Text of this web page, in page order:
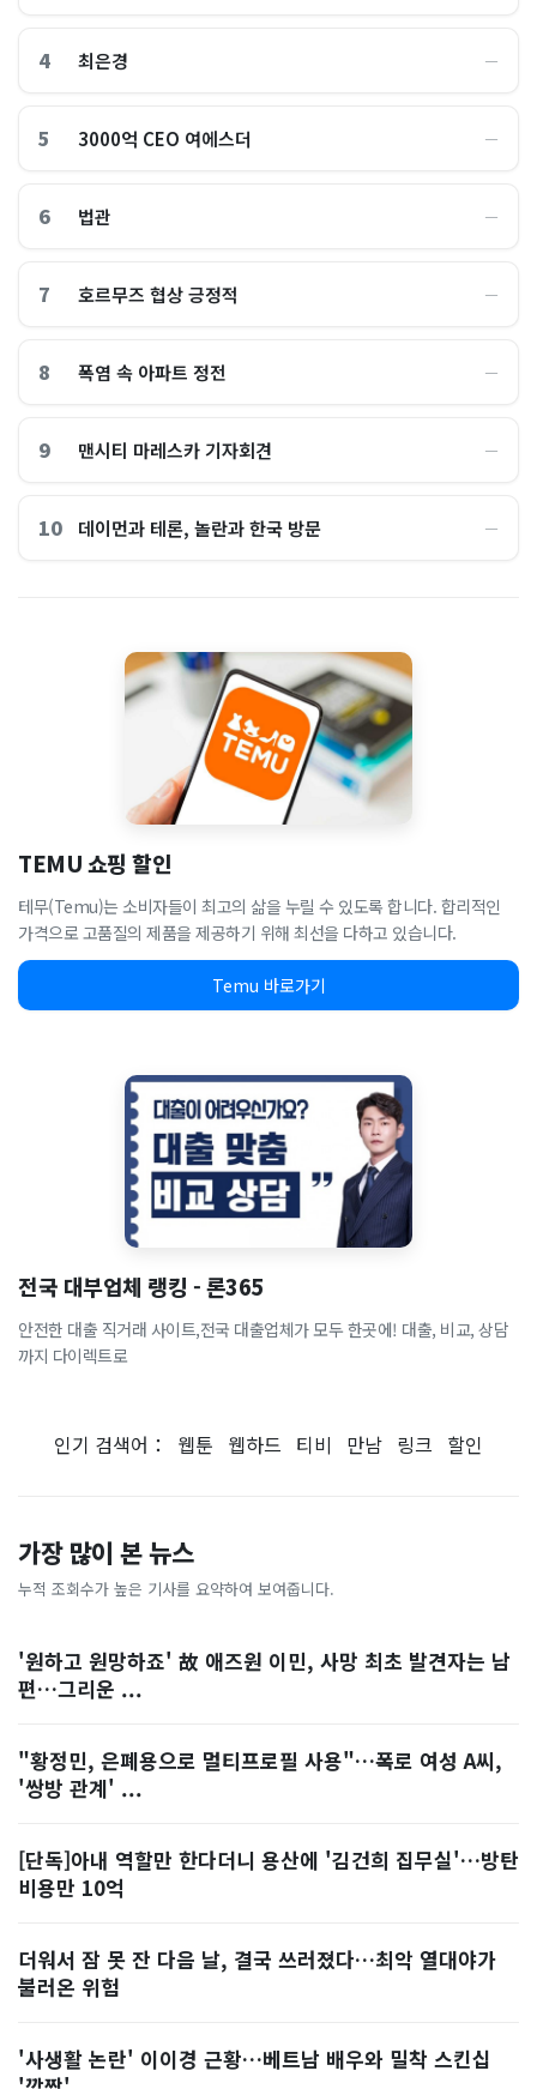
4 최은경 ―
5 3000억 CEO 여에스더 ―
6 법관 ―
7 호르무즈 협상 긍정적 ―
8 폭염 속 아파트 정전 ―
9 맨시티 마레스카 기자회견 ―
10 데이먼과 테론, 놀란과 한국 방문 ―
TEMU 쇼핑 할인
테무(Temu)는 소비자들이 최고의 삶을 누릴 수 있도록 합니다. 합리적인
가격으로 고품질의 제품을 제공하기 위해 최선을 다하고 있습니다.
Temu 바로가기
전국 대부업체 랭킹 - 론365
안전한 대출 직거래 사이트,전국 대출업체가 모두 한곳에! 대출, 비교, 상담
까지 다이렉트로
인기 검색어： 웹툰 웹하드 티비 만남 링크 할인
가장 많이 본 뉴스
누적 조회수가 높은 기사를 요약하여 보여줍니다.
'원하고 원망하죠' 故 애즈원 이민, 사망 최초 발견자는 남
편…그리운 ...
"황정민, 은폐용으로 멀티프로필 사용"…폭로 여성 A씨,
'쌍방 관계' ...
[단독]아내 역할만 한다더니 용산에 '김건희 집무실'…방탄
비용만 10억
더워서 잠 못 잔 다음 날, 결국 쓰러졌다…최악 열대야가
불러온 위험
'사생활 논란' 이이경 근황…베트남 배우와 밀착 스킨십